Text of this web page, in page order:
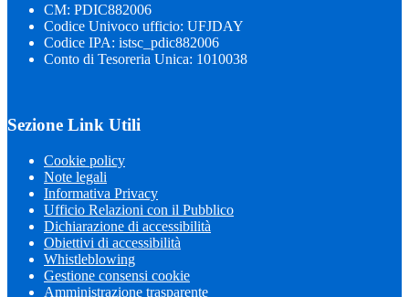
CM: PDIC882006
Codice Univoco ufficio: UFJDAY
Codice IPA: istsc_pdic882006
Conto di Tesoreria Unica: 1010038
Sezione Link Utili
Cookie policy
Note legali
Informativa Privacy
Ufficio Relazioni con il Pubblico
Dichiarazione di accessibilità
Obiettivi di accessibilità
Whistleblowing
Gestione consensi cookie
Amministrazione trasparente